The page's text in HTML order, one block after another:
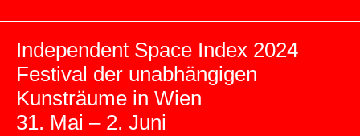
Independent Space Index 2024
Festival der unabhängigen
Kunsträume in Wien
31. Mai – 2. Juni